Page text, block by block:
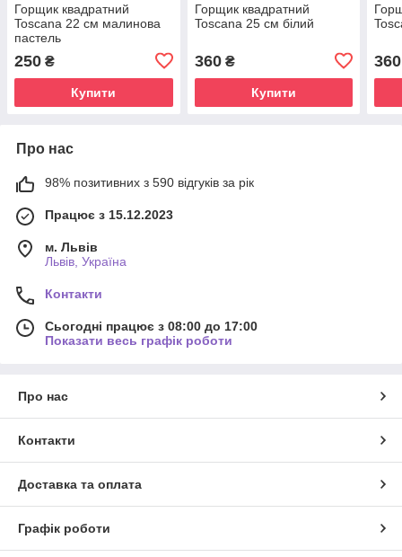
Горщик квадратний
Toscana 22 см малинова
пастель
250 ₴
Купити
Горщик квадратний
Toscana 25 см білий
360₴
Купити
360
Про нас
98% позитивних з 590 відгуків за рік
Працює з 15.12.2023
м. Львів
Львів, Україна
Контакти
Сьогодні працює з 08:00 до 17:00
Показати весь графік роботи
Про нас
Контакти
Доставка та оплата
Графік роботи